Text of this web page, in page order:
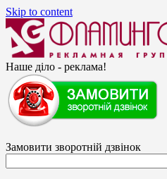
Skip to content
Наше діло - реклама!
Замовити зворотній дзвінок